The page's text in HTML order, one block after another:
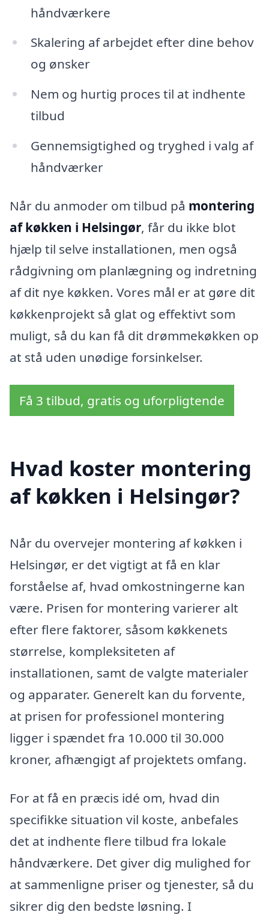
håndværkere
Skalering af arbejdet efter dine behov
og ønsker
Nem og hurtig proces til at indhente
tilbud
Gennemsigtighed og tryghed i valg af
håndværker
Når du anmoder om tilbud på montering
af køkken i Helsingør, får du ikke blot
hjælp til selve installationen, men også
rådgivning om planlægning og indretning
af dit nye køkken. Vores mål er at gøre dit
køkkenprojekt så glat og effektivt som
muligt, så du kan få dit drømmekøkken op
at stå uden unødige forsinkelser.
Få 3 tilbud, gratis og uforpligtende
Hvad koster montering
af køkken i Helsingør?
Når du overvejer montering af køkken i
Helsingør, er det vigtigt at få en klar
forståelse af, hvad omkostningerne kan
være. Prisen for montering varierer alt
efter flere faktorer, såsom køkkenets
størrelse, kompleksiteten af
installationen, samt de valgte materialer
og apparater. Generelt kan du forvente,
at prisen for professionel montering
ligger i spændet fra 10.000 til 30.000
kroner, afhængigt af projektets omfang.
For at få en præcis idé om, hvad din
specifikke situation vil koste, anbefales
det at indhente flere tilbud fra lokale
håndværkere. Det giver dig mulighed for
at sammenligne priser og tjenester, så du
sikrer dig den bedste løsning. I